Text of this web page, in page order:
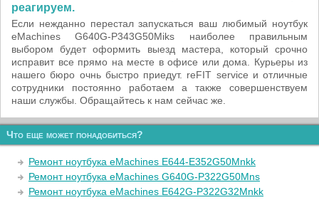
реагируем.
Если нежданно перестал запускаться ваш любимый ноутбук
eMachines G640G-P343G50Miks наиболее правильным
выбором будет оформить выезд мастера, который срочно
исправит все прямо на месте в офисе или дома. Курьеры из
нашего бюро очнь быстро приедут. reFIT service и отличные
сотрудники постоянно работаем а также совершенствуем
наши службы. Обращайтесь к нам сейчас же.
Что еще может понадобиться?
Ремонт ноутбука eMachines E644-E352G50Mnkk
Ремонт ноутбука eMachines G640G-P322G50Mns
Ремонт ноутбука eMachines E642G-P322G32Mnkk